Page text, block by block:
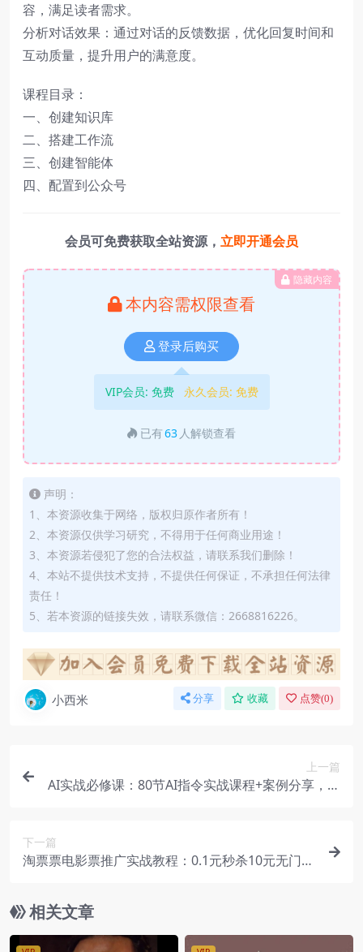
容，满足读者需求。
分析对话效果：通过对话的反馈数据，优化回复时间和
互动质量，提升用户的满意度。
课程目录：
一、创建知识库
二、搭建工作流
三、创建智能体
四、配置到公众号
会员可免费获取全站资源， 立即开通会员
隐藏内容
本内容需权限查看
登录后购买
VIP会员: 免费 永久会员: 免费
已有63 人解锁查看
声明：
1、本资源收集于网络，版权归原作者所有！
2、本资源仅供学习研究，不得用于任何商业用途！
3、本资源若侵犯了您的合法权益，请联系我们删除！
4、本站不提供技术支持，不提供任何保证，不承担任何法律
责任！
5、若本资源的链接失效，请联系微信：2668816226。
小西米 分享 收藏 点赞(0)
上一篇
AI实战必修课：80节AI指令实战课程+案例分享，助
下一篇
淘票票电影票推广实战教程：0.1元秒杀10元无门槛
相关文章